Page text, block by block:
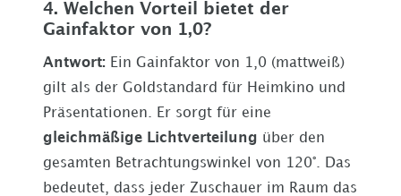
4. Welchen Vorteil bietet der
Gainfaktor von 1,0?
Antwort: Ein Gainfaktor von 1,0 (mattweiß)
gilt als der Goldstandard für Heimkino und
Präsentationen. Er sorgt für eine
gleichmäßige Lichtverteilung über den
gesamten Betrachtungswinkel von 120°. Das
bedeutet, dass jeder Zuschauer im Raum das